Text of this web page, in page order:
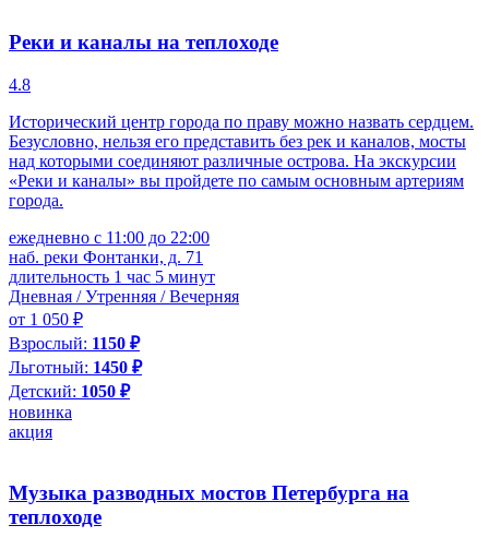
Реки и каналы на теплоходе
4.8
Исторический центр города по праву можно назвать сердцем.
Безусловно, нельзя его представить без рек и каналов, мосты
над которыми соединяют различные острова. На экскурсии
«Реки и каналы» вы пройдете по самым основным артериям
города.
ежедневно с 11:00 до 22:00
наб. реки Фонтанки, д. 71
длительность 1 час 5 минут
Дневная / Утренняя / Вечерняя
от 1 050 ₽
Взрослый: 1150 ₽
Льготный: 1450 ₽
Детский: 1050 ₽
новинка
акция
Музыка разводных мостов Петербурга на
теплоходе